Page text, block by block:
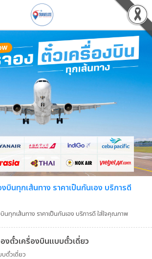
บินทุกเส้นทาง ราคาเป็นกันเอง บริการดี
นทุกเส้นทาง ราคาเป็นกันเอง บริการดี ใส่ใจคุณภาพ
งตั๋วเครื่องบินแบบตั๋วเดี่ยว
ตั๋วเดี่ยว